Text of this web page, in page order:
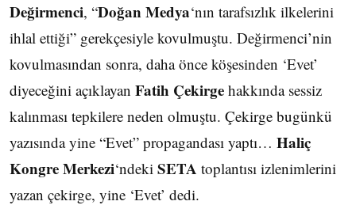
Değirmenci, “Doğan Medya‘nın tarafsızlık ilkelerini
ihlal ettiği” gerekçesiyle kovulmuştu. Değirmenci’nin
kovulmasından sonra, daha önce köşesinden ‘Evet’
diyeceğini açıklayan Fatih Çekirge hakkında sessiz
kalınması tepkilere neden olmuştu. Çekirge bugünkü
yazısında yine “Evet” propagandası yaptı… Haliç
Kongre Merkezi‘ndeki SETA toplantısı izlenimlerini
yazan çekirge, yine ‘Evet’ dedi.